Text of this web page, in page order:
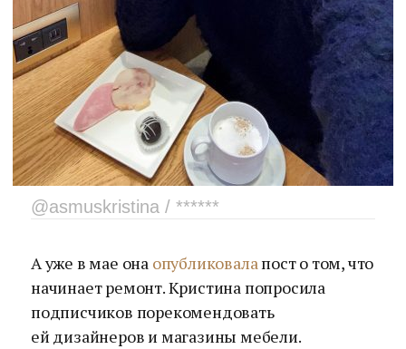
@asmuskristina / ******
А уже в мае она опубликовалапост о том, что
начинает ремонт. Кристина попросила
подписчиков порекомендовать
ей дизайнеров и магазины мебели.